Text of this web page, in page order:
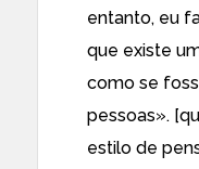
entanto, eu
que existe
como se
pessoas».
estilo de